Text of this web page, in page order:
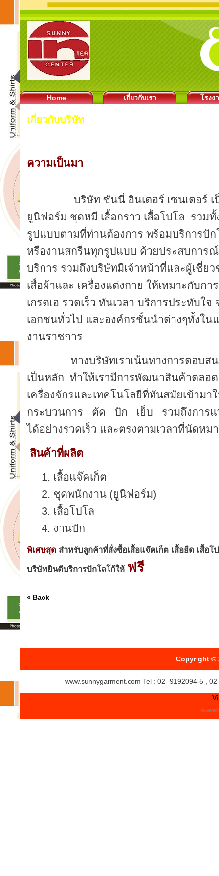
Home เกี่ยวกับเรา โรงง
เกี่ยวกับบริษัท
ความเป็นมา
บริษัท ซันนี่ อินเตอร์ เซนเตอร์ เป็น
ยูนิฟอร์ม ชุดหมี เสื้อกราว เสื้อโปโล รวมทั้
รูปแบบตามที่ท่านต้องการ พร้อมบริการปั
หรืองานสกรีนทุกรูปแบบ ด้วยประสบการ
บริการ รวมถึงบริษัทมีเจ้าหน้าที่และผู้เชี่
เสื้อผ้าและ เครื่องแต่งกาย ให้เหมาะกับ
เกรดเอ รวดเร็ว ทันเวลา บริการประทับใ
เอกชนทั่วไป และองค์กรชั้นนำต่างๆทั้งใน
งานราชการ
ทางบริษัทเราเน้นทางการตอบสนอ
เป็นหลัก ทำให้เรามีการพัฒนาสินค้าตลอ
เครื่องจักรและเทคโนโลยีที่ทันสมัยเข้าม
กระบวนการ ตัด ปัก เย็บ รวมถึงการแ
ได้อย่างรวดเร็ว และตรงตามเวลาที่นัดหม
สินค้าที่ผลิต
1. เสื้อแจ๊คเก็ต
2. ชุดพนักงาน (ยูนิฟอร์ม)
3. เสื้อโปโล
4. งานปัก
พิเศษสุด สำหรับลูกค้าที่สั่งซื้อเสื้อแจ๊คเก็ต เสื้อยืด เสื้อ
บริษัทยินดีบริการปักโลโก้ให้ ฟรี
« Back
Copyright ©
www.sunnygarment.com Tel : 02- 9192094-5 ,